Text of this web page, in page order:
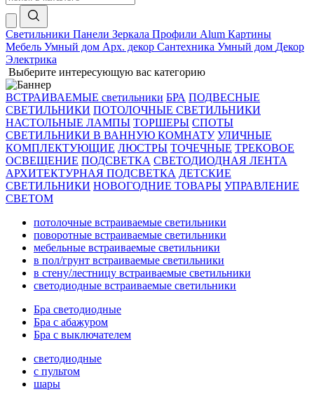
Светильники Панели Зеркала Профили Alum Картины
Мебель Умный дом Арх. декор Сантехника Умный дом Декор
Электрика
Выберите интересующую вас категорию
ВСТРАИВАЕМЫЕ светильники БРА ПОДВЕСНЫЕ
СВЕТИЛЬНИКИ ПОТОЛОЧНЫЕ СВЕТИЛЬНИКИ
НАСТОЛЬНЫЕ ЛАМПЫ ТОРШЕРЫ СПОТЫ
СВЕТИЛЬНИКИ В ВАННУЮ КОМНАТУ УЛИЧНЫЕ
КОМПЛЕКТУЮЩИЕ ЛЮСТРЫ ТОЧЕЧНЫЕ ТРЕКОВОЕ
ОСВЕЩЕНИЕ ПОДСВЕТКА СВЕТОДИОДНАЯ ЛЕНТА
АРХИТЕКТУРНАЯ ПОДСВЕТКА ДЕТСКИЕ
СВЕТИЛЬНИКИ НОВОГОДНИЕ ТОВАРЫ УПРАВЛЕНИЕ
СВЕТОМ
потолочные встраиваемые светильники
поворотные встраиваемые светильники
мебельные встраиваемые светильники
в пол/грунт встраиваемые светильники
в стену/лестницу встраиваемые светильники
светодиодные встраиваемые светильники
Бра светодиодные
Бра с абажуром
Бра с выключателем
светодиодные
с пультом
шары